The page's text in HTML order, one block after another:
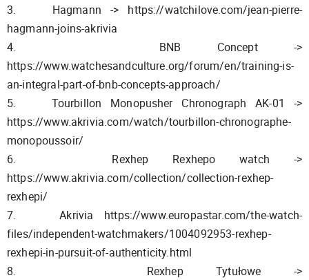
3. Hagmann -> https://watchilove.com/jean-pierre-
hagmann-joins-akrivia
4. BNB Concept ->
https://www.watchesandculture.org/forum/en/training-is-
an-integral-part-of-bnb-concepts-approach/
5. Tourbillon Monopusher Chronograph AK-01 ->
https://www.akrivia.com/watch/tourbillon-chronographe-
monopoussoir/
6. Rexhep Rexhepo watch ->
https://www.akrivia.com/collection/collection-rexhep-
rexhepi/
7. Akrivia https://www.europastar.com/the-watch-
files/independent-watchmakers/1004092953-rexhep-
rexhepi-in-pursuit-of-authenticity.html
8. Rexhep Tytułowe ->